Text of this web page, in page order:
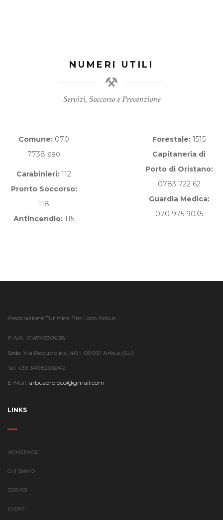
NUMERI UTILI
Servizi, Soccorso e Prevenzione
Comune: 070
7738 680
Carabinieri: 112
Pronto Soccorso:
118
Antincendio: 115
Forestale: 1515
Capitaneria di
Porto di Oristano:
0783 722 62
Guardia Medica:
070 975 9035
Associazione Turistica Pro Loco Arbus
P.IVA: 01474530928
Sede: Via Repubblica, 40 - 09031 Arbus (SU)
Tel: +39 3496296942
E-Mail: arbusproloco@gmail.com
LINKS
HOMEPAGE
CHI SIAMO
SERVIZI
EVENTI